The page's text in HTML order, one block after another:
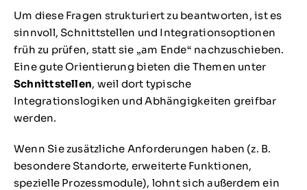
Um diese Fragen strukturiert zu beantworten, ist es
sinnvoll, Schnittstellen und Integrationsoptionen
früh zu prüfen, statt sie „am Ende“ nachzuschieben.
Eine gute Orientierung bieten die Themen unter
Schnittstellen, weil dort typische
Integrationslogiken und Abhängigkeiten greifbar
werden.
Wenn Sie zusätzliche Anforderungen haben (z. B.
besondere Standorte, erweiterte Funktionen,
spezielle Prozessmodule), lohnt sich außerdem ein